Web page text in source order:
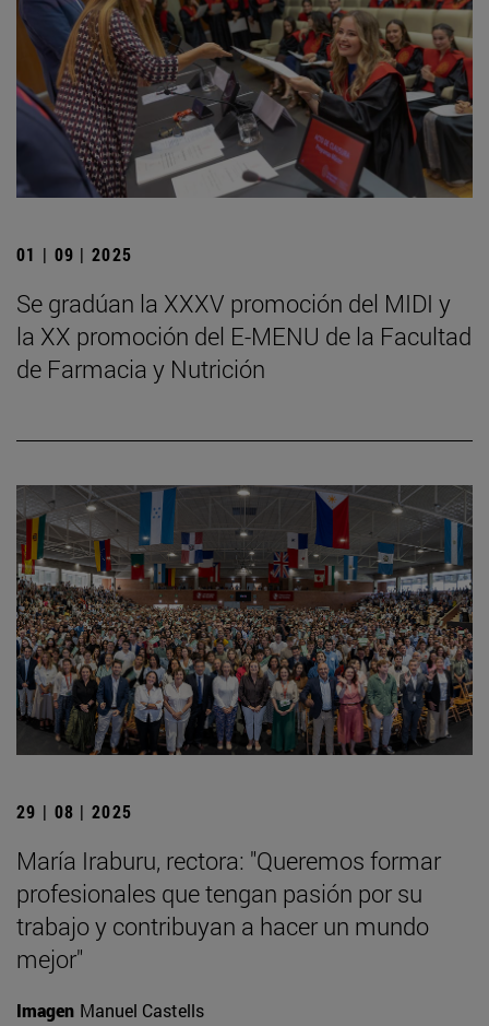
01 | 09 | 2025
Se gradúan la XXXV promoción del MIDI y
la XX promoción del E-MENU de la Facultad
de Farmacia y Nutrición
29 | 08 | 2025
María Iraburu, rectora: "Queremos formar
profesionales que tengan pasión por su
trabajo y contribuyan a hacer un mundo
mejor"
Imagen Manuel Castells